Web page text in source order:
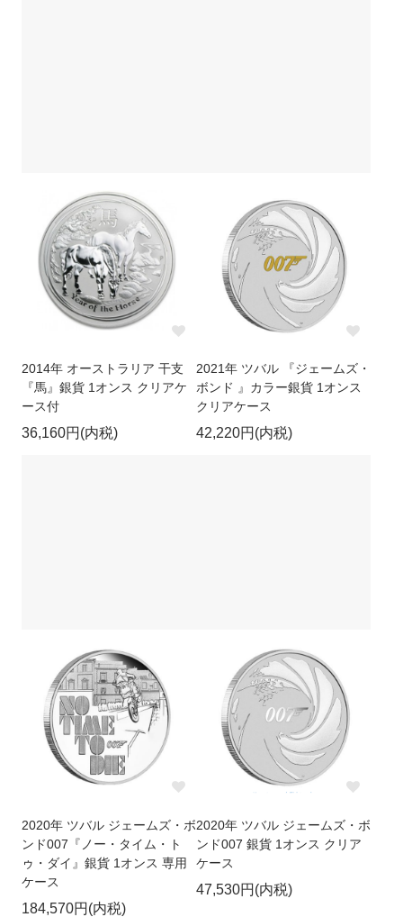
2014年 オーストラリア 干支
『馬』銀貨 1オンス クリアケ
ース付
36,160円(内税)
2021年 ツバル 『ジェームズ・
ボンド 』カラー銀貨 1オンス
クリアケース
42,220円(内税)
2020年 ツバル ジェームズ・ボ
ンド007『ノー・タイム・ト
ゥ・ダイ』銀貨 1オンス 専用
ケース
184,570円(内税)
2020年 ツバル ジェームズ・ボ
ンド007 銀貨 1オンス クリア
ケース
47,530円(内税)